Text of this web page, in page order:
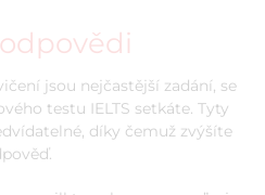
jsou nejčastější zadání, se
testu IELTS setkáte. Tyty
díky čemuž zvýšíte